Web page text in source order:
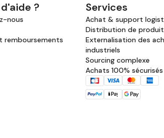
?
nous
remboursements
Services
Achat & support
Distribution de
Externalisation des
industriels
Sourcing complexe
Achats 100% sécurisés